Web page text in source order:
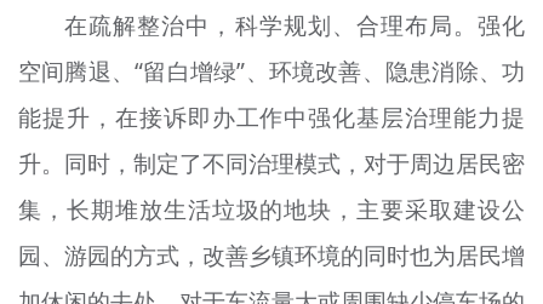
在疏解整治中，科学规划、合理布局。强化
空间腾退、“留白增绿”、环境改善、隐患消除、功
能提升，在接诉即办工作中强化基层治理能力提
升。同时，制定了不同治理模式，对于周边居民密
集，长期堆放生活垃圾的地块，主要采取建设公
园、游园的方式，改善乡镇环境的同时也为居民增